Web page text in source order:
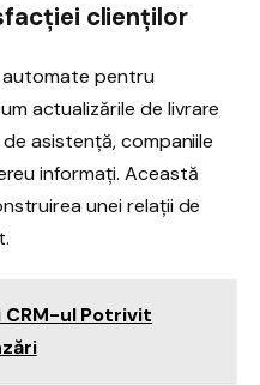
clienților
automate pentru
actualizările de livrare
asistență, companiile
informați. Această
unei relații de
CRM-ul Potrivit